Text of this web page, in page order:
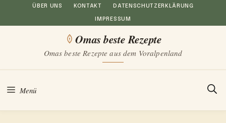
Inhalt
ÜBER UNS KONTAKT DATENSCHUTZERKLÄRUNG
IMPRESSUM
Omas beste Rezepte
Omas beste Rezepte aus dem Voralpenland
Menü